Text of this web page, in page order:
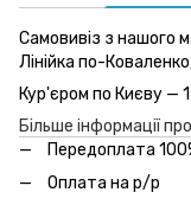
Самовивіз з нашого
Лінійка по-
Кур'єром по Києву —
Більше інформації
Передоплата
Оплата на р/р